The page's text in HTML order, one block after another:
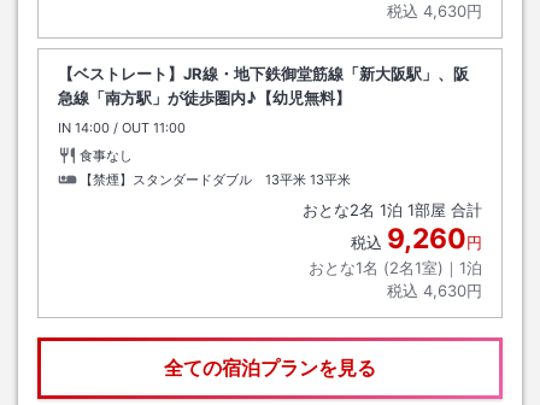
税込 4,630円
【ベストレート】JR線・地下鉄御堂筋線「新大阪駅」、阪
急線「南方駅」が徒歩圏内♪【幼児無料】
IN チェックイン
14:00 / OUT チェックアウト
11:00
食事なし
【禁煙】スタンダードダブル 13平米 13平米
おとな2名 1泊 1部屋 合計
税込 9,260円
おとな1名 (2名1室)｜ 1泊
税込 4,630円
全ての宿泊プランを見る